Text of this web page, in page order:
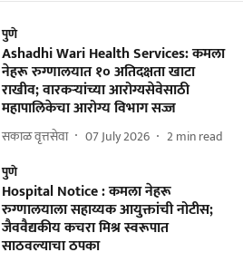
पुणे
Ashadhi Wari Health Services: कमला
नेहरू रुग्णालयात १० अतिदक्षता खाटा
राखीव; वारकऱ्यांच्या आरोग्यसेवेसाठी
महापालिकेचा आरोग्‍य विभाग सज्ज
सकाळ वृत्तसेवा 07 July 2026 2min read
पुणे
Hospital Notice : कमला नेहरू
रुग्णालयाला सहाय्यक आयुक्तांची नोटीस;
जैववैद्यकीय कचरा मिश्र स्वरूपात
साठवल्याचा ठपका